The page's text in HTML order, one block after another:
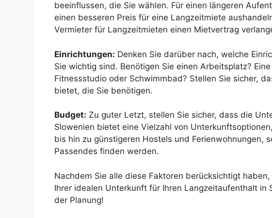
beeinflussen, die Sie wählen. Für einen längeren
einen besseren Preis für eine Langzeitmiete
Vermieter für Langzeitmieten einen Mietvertrag
Einrichtungen: Denken Sie darüber nach, welche
Sie wichtig sind. Benötigen Sie einen Arbeitsplatz?
Fitnessstudio oder Schwimmbad? Stellen Sie sicher,
bietet, die Sie benötigen.
Budget: Zu guter Letzt, stellen Sie sicher, dass die
Slowenien bietet eine Vielzahl von
bis hin zu günstigeren Hostels und Ferienwohnungen,
Passendes finden werden.
Nachdem Sie alle diese Faktoren berücksichtigt
Ihrer idealen Unterkunft für Ihren Langzeitaufenthalt in
der Planung!